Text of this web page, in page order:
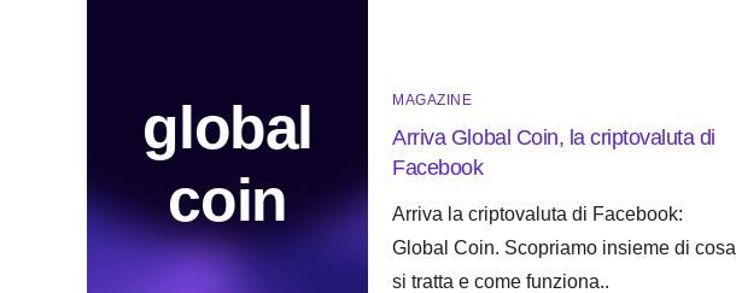
global
coin
MAGAZINE
Arriva Global Coin, la criptovaluta di
Facebook
Arriva la criptovaluta di Facebook:
Global Coin. Scopriamo insieme di cosa
si tratta e come funziona..